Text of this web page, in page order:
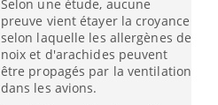
Selon une étude, aucune
preuve vient étayer la croyance
selon laquelle les allergènes de
noix et d'arachides peuvent
être propagés par la ventilation
dans les avions.